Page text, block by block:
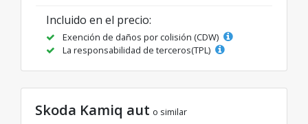
Incluido en el precio:
Exención de daños por colisión (CDW)
La responsabilidad de terceros(TPL)
Skoda Kamiq aut o similar